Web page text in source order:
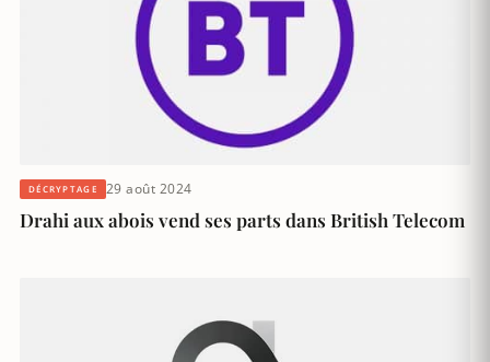
DÉCRYPTAGE 29 août 2024
Drahi aux abois vend ses parts dans British Telecom